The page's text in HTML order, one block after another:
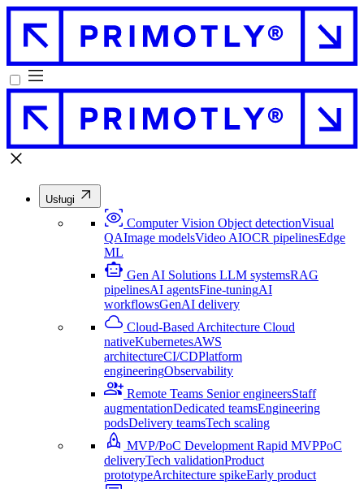
Usługi
Computer Vision Object detectionVisual
QAImage modelsVideo AIOCR pipelinesEdge
ML
Gen AI Solutions LLM systemsRAG
pipelinesAI agentsFine-tuningAI
workflowsGenAI delivery
Cloud-Based Architecture Cloud
nativeKubernetesAWS
architectureCI/CDPlatform
engineeringObservability
Remote Teams Senior engineersStaff
augmentationDedicated teamsEngineering
podsDelivery teamsTech scaling
MVP/PoC Development Rapid MVPPoC
deliveryTech validationProduct
prototypeArchitecture spikeEarly product